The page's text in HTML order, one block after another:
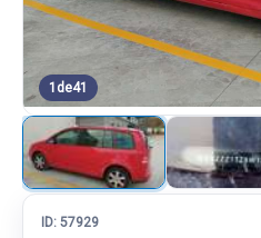
1 de41
ID: 57929